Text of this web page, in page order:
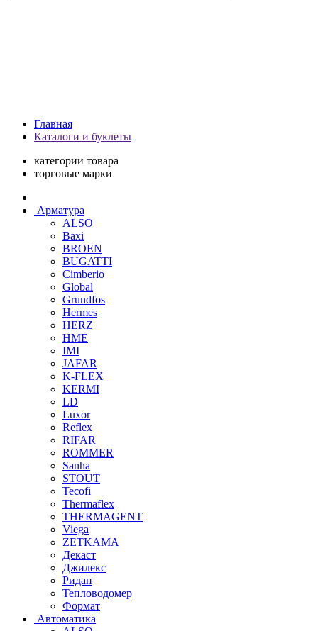
Главная
Каталоги и буклеты
категории товара
торговые марки
Арматура
ALSO
Baxi
BROEN
BUGATTI
Cimberio
Global
Grundfos
Hermes
HERZ
HME
IMI
JAFAR
K-FLEX
KERMI
LD
Luxor
Reflex
RIFAR
ROMMER
Sanha
STOUT
Tecofi
Thermaflex
THERMAGENT
Viega
ZETKAMA
Декаст
Джилекс
Ридан
Тепловодомер
Формат
Автоматика